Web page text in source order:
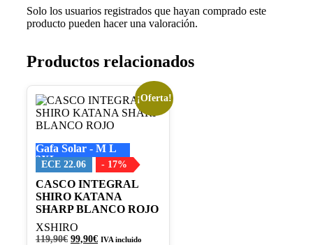
Solo los usuarios registrados que hayan comprado este
producto pueden hacer una valoración.
Productos relacionados
¡Oferta!
Gafa Solar - M L
2XL
ECE 22.06 - 17%
CASCO INTEGRAL
SHIRO KATANA
SHARP BLANCO ROJO
XSHIRO
119,90€ El
99,90€ElIVA incluido
Este
producto
tiene
variantes.
Las
opciones
se
pueden
elegir
en
la